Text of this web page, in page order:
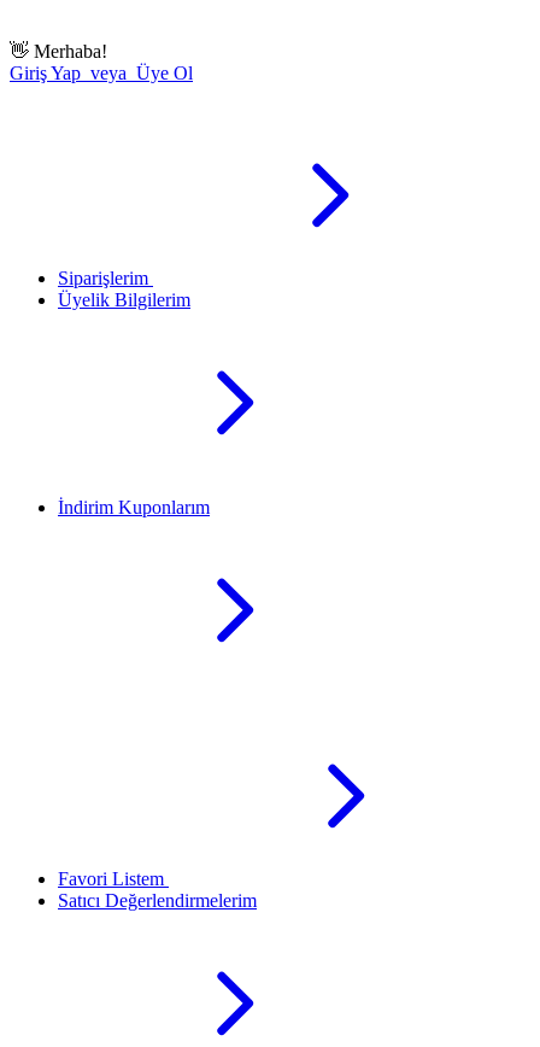
👋 Merhaba!
Giriş Yap veya Üye Ol
Siparişlerim
Üyelik Bilgilerim
İndirim Kuponlarım
Favori Listem
Satıcı Değerlendirmelerim